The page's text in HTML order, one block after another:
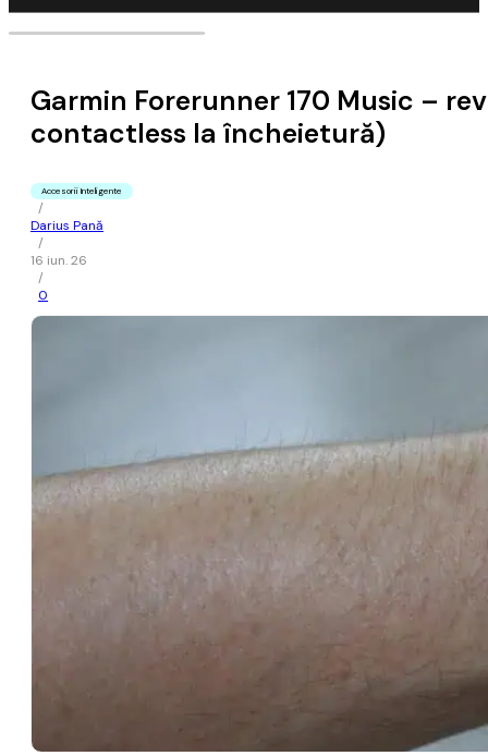
Garmin Forerunner 170 Music –
contactless la încheietură)
Accesorii Inteligente
/
Darius Pană
/
16 iun. 26
/
0